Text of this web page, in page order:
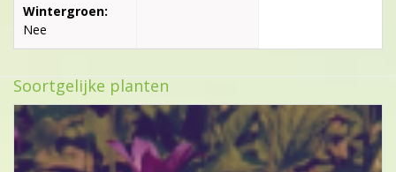
Wintergroen:
Nee
Soortgelijke planten